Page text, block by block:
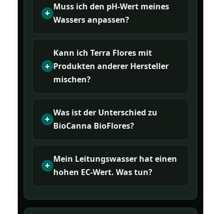
Muss ich den pH-Wert meines
Wassers anpassen?
Kann ich Terra Flores mit
Produkten anderer Hersteller
mischen?
Was ist der Unterschied zu
BioCanna BioFlores?
Mein Leitungswasser hat einen
hohen EC-Wert. Was tun?